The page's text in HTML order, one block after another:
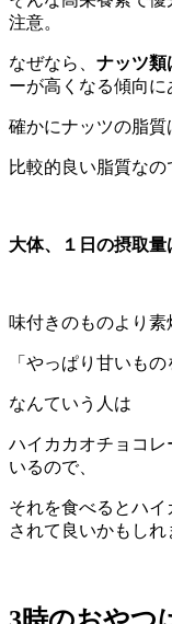
注意。
なぜなら、 ナッツ類
ーが高くなる傾向に
確かにナッツの脂
比較的良い脂質なの
大体、１日の摂取量
味付きのものより
「やっぱり甘いもの
なんていう人は
ハイカカオチョコ
いるので、
それを食べるとハ
されて良いかもしれ